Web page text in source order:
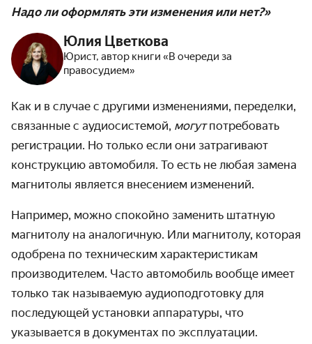
Надо ли оформлять эти изменения или нет?»
Юлия Цветкова
Юрист, автор книги «В очереди за
правосудием»
Как и в случае с другими изменениями, переделки,
связанные с аудиосистемой, могутпотребовать
регистрации. Но только если они затрагивают
конструкцию автомобиля. То есть не любая замена
магнитолы является внесением изменений.
Например, можно спокойно заменить штатную
магнитолу на аналогичную. Или магнитолу, которая
одобрена по техническим характеристикам
производителем. Часто автомобиль вообще имеет
только так называемую аудиоподготовку для
последующей установки аппаратуры, что
указывается в документах по эксплуатации.